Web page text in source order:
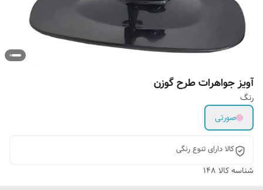
آویز جواهرات طرح گوزن
رنگ
صورتی
کالا دارای تنوع رنگی
شناسه کالا 148